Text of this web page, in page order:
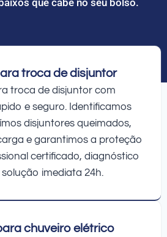
troca de disjuntor
troca de disjuntor com
e seguro. Identificamos
disjuntores queimados,
e garantimos a proteção
certificado, diagnóstico
imediata 24h.
chuveiro elétrico